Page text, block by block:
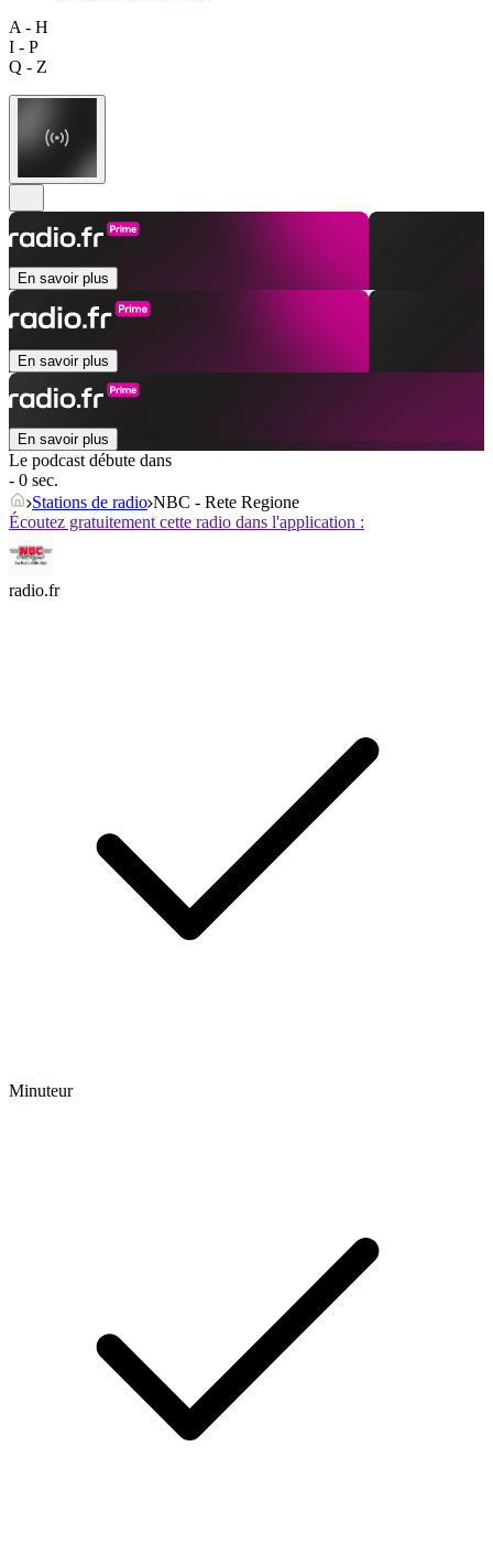
A - H
I - P
Q - Z
En savoir plus
En savoir plus
En savoir plus
Le podcast débute dans
- 0 sec.
Stations de radio NBC - Rete Regione
Écoutez gratuitement cette radio dans l'application :
radio.fr
Minuteur